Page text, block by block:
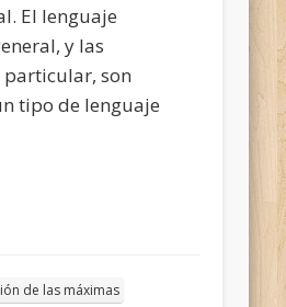
El lenguaje
y las
particular, son
tipo de lenguaje
de las máximas